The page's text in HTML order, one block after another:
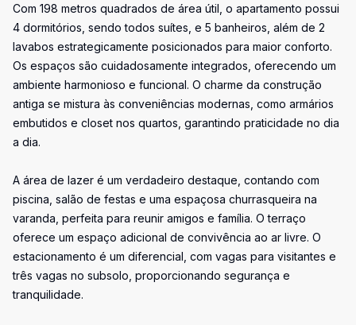
Com 198 metros quadrados de área útil, o apartamento possui
4 dormitórios, sendo todos suítes, e 5 banheiros, além de 2
lavabos estrategicamente posicionados para maior conforto.
Os espaços são cuidadosamente integrados, oferecendo um
ambiente harmonioso e funcional. O charme da construção
antiga se mistura às conveniências modernas, como armários
embutidos e closet nos quartos, garantindo praticidade no dia
a dia.
A área de lazer é um verdadeiro destaque, contando com
piscina, salão de festas e uma espaçosa churrasqueira na
varanda, perfeita para reunir amigos e família. O terraço
oferece um espaço adicional de convivência ao ar livre. O
estacionamento é um diferencial, com vagas para visitantes e
três vagas no subsolo, proporcionando segurança e
tranquilidade.